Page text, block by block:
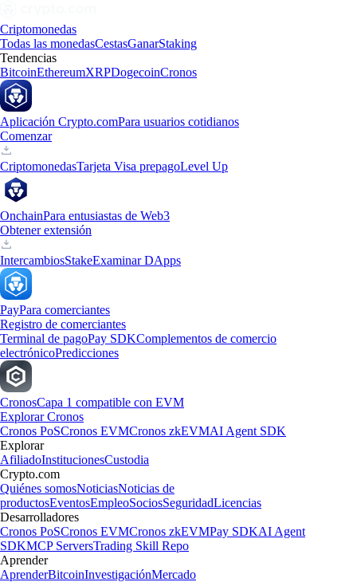
Criptomonedas
Todas las monedasCestasGanarStaking
Tendencias
BitcoinEthereumXRPDogecoinCronos
Aplicación Crypto.comPara usuarios cotidianos
Comenzar
CriptomonedasTarjeta Visa prepagoLevel Up
OnchainPara entusiastas de Web3
Obtener extensión
IntercambiosStakeExaminar DApps
PayPara comerciantes
Registro de comerciantes
Terminal de pagoPay SDKComplementos de comercio
electrónicoPredicciones
CronosCapa 1 compatible con EVM
Explorar Cronos
Cronos PoSCronos EVMCronos zkEVMAI Agent SDK
Explorar
AfiliadoInstitucionesCustodia
Crypto.com
Quiénes somosNoticiasNoticias de
productosEventosEmpleoSociosSeguridadLicencias
Desarrolladores
Cronos PoSCronos EVMCronos zkEVMPay SDKAI Agent
SDKMCP ServersTrading Skill Repo
Aprender
AprenderBitcoinInvestigaciónMercado